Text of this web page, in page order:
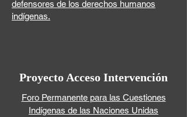
defensores de los derechos humanos
indígenas.
Proyecto Acceso Intervención
Foro Permanente para las Cuestiones
Indígenas de las Naciones Unidas